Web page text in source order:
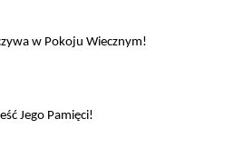
w Pokoju Wiecznym!
Jego Pamięci!